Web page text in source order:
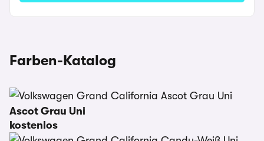
Farben-Katalog
Ascot Grau Uni
kostenlos